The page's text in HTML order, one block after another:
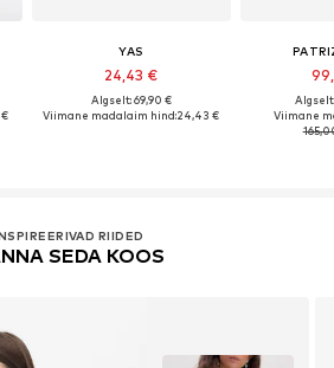
€
YAS
24,43 €
Algselt: 69,90 €
Viimane madalaim hind:24,43 €
Viimane
RIIDED
SEDA KOOS